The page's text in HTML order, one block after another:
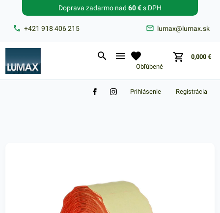
+421 918 406 215 lumax@lumax.sk
Doprava zadarmo nad 60 €s DPH
Obľúbené
0,000 €
Zabudnuté heslo?
Registrácia
Prihlásenie